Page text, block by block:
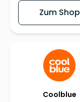
Zum Shop
Coolblue